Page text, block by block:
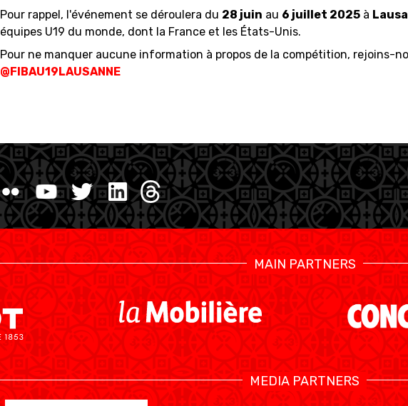
Pour rappel, l'événement se déroulera du 28 juin au 6 juillet 2025 à
équipes U19 du monde, dont la France et les États-Unis.
Pour ne manquer aucune information à propos de la compétition, rejoins-
@FIBAU19LAUSANNE
MAIN PARTNERS
MEDIA PARTNERS